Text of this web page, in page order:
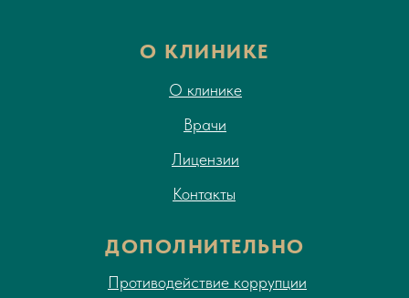
О КЛИНИКЕ
ДОПОЛНИТЕЛЬНО
Врачи
Лицензии
О клинике
Контакты
Противодействие коррупции